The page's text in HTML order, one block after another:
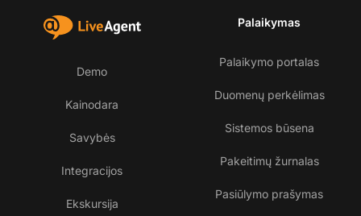
Demo
Kainodara
Savybės
Integracijos
Ekskursija
Palaikymas
Palaikymo portalas
Duomenų perkėlimas
Sistemos būsena
Pakeitimų žurnalas
Pasiūlymo prašymas